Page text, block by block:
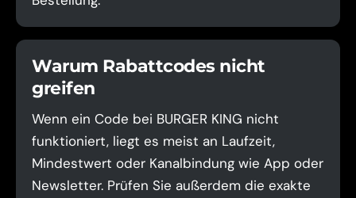
Warum Rabattcodes nicht
greifen
Wenn ein Code bei BURGER KING nicht
funktioniert, liegt es meist an Laufzeit,
Mindestwert oder Kanalbindung wie App oder
Newsletter. Prüfen Sie außerdem die exakte